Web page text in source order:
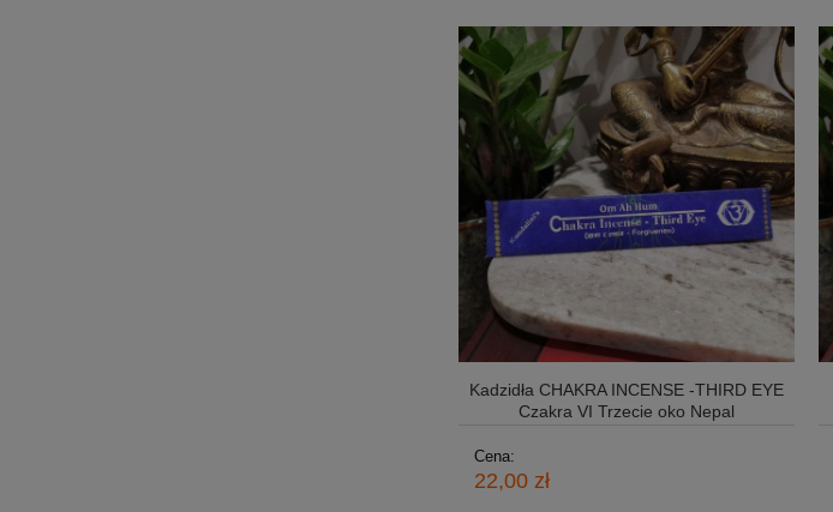
Kadzidła CHAKRA INCENSE -THIRD EYE
Czakra VI Trzecie oko Nepal
Cena:
22,00 zł